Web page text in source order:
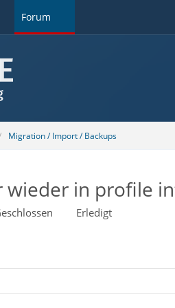
Forum
Migration / Import / Backups
wieder in profile
Erledigt